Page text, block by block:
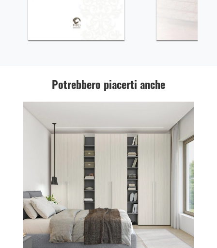
Potrebbero piacerti anche